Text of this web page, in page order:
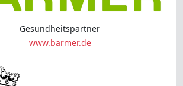
Gesundheitspartner
www.barmer.de